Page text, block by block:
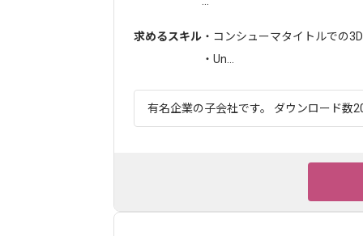
求めるスキル ・コンシューマタイトルでの
・Un...
有名企業の子会社です。 ダウンロード数